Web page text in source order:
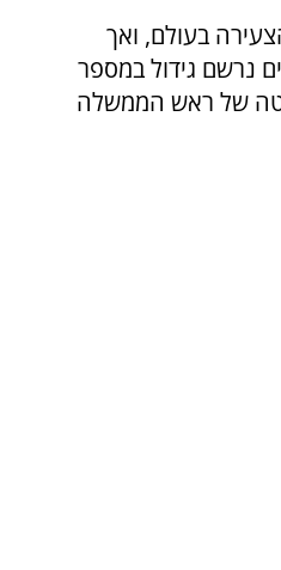
הצעירה בעולם, ואך
נרשם גידול במספר
של ראש הממשלה